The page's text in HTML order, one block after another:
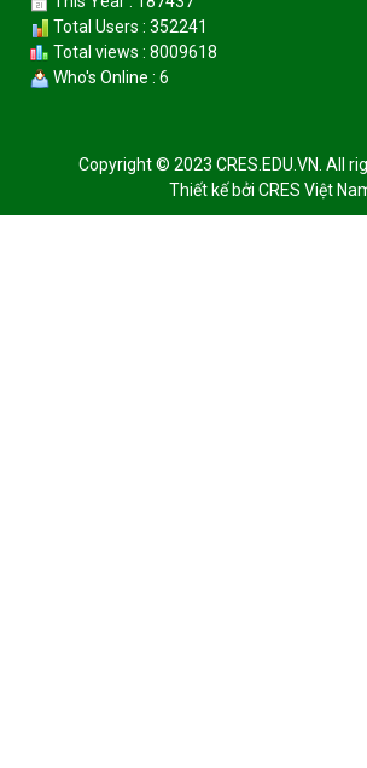
Total Users : 352241
Total views : 8009618
Who's Online : 6
Copyright © 2023 CRES.EDU.VN. All
Thiết kế bởi CRES Việt